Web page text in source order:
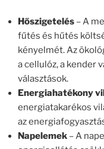
Hőszigetelés – A
fűtés és hűtés
kényelmét. Az
a cellulóz, a kender
választások.
Energiahatékony
energiatakarékos
az
Napelemek – A